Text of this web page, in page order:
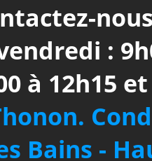
:
à 12h15
Bains -